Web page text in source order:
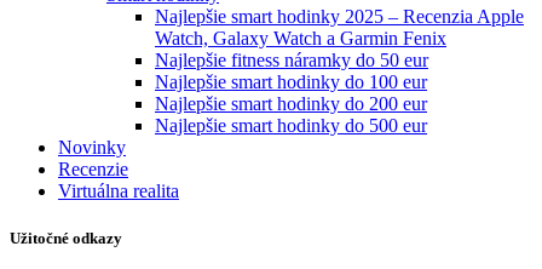
Najlepšie smart hodinky 2025 – Recenzia Apple
Watch, Galaxy Watch a Garmin Fenix
Najlepšie fitness náramky do 50 eur
Najlepšie smart hodinky do 100 eur
Najlepšie smart hodinky do 200 eur
Najlepšie smart hodinky do 500 eur
Novinky
Recenzie
Virtuálna realita
Užitočné odkazy